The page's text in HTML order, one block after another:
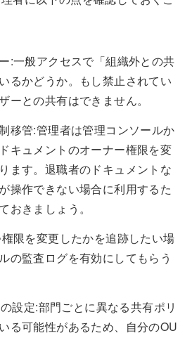
:一般アクセスで「組織外との共
るかどうか。もし禁止されてい
ーとの共有はできません。
移管:管理者は管理コンソールか
キュメントのオーナー権限を変
ます。退職者のドキュメントな
操作できない場合に利用するた
おきましょう。
限を変更したかを追跡したい場
の監査ログを有効にしてもらう
設定:部門ごとに異なる共有ポリ
る可能性があるため、自分のOU